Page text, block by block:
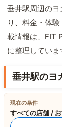
垂井駅周辺のヨ
り、料金・体
載情報は、FIT
に整理していま
垂井駅のヨ
現在の条件
すべての店舗 /